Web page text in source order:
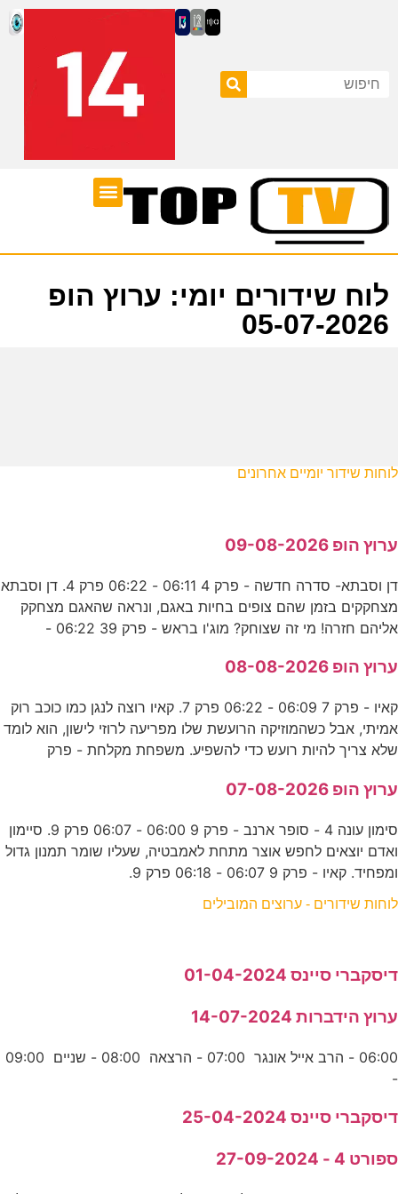
לוח שידורים יומי: ערוץ הופ
05-07-2026
לוחות שידור יומיים אחרונים
ערוץ הופ 09-08-2026
דן וסבתא- סדרה חדשה - פרק 4 06:11 - 06:22 פרק 4. דן וסבתא
מצחקקים בזמן שהם צופים בחיות באגם, ונראה שהאגם מצחקק
אליהם חזרה! מי זה שצוחק? מוג'ו בראש - פרק 39 06:22 -
ערוץ הופ 08-08-2026
קאיו - פרק 7 06:09 - 06:22 פרק 7. קאיו רוצה לנגן כמו כוכב רוק
אמיתי, אבל כשהמוזיקה הרועשת שלו מפריעה לרוזי לישון, הוא לומד
שלא צריך להיות רועש כדי להשפיע. משפחת מקלחת - פרק
ערוץ הופ 07-08-2026
סימון עונה 4 - סופר ארנב - פרק 9 06:00 - 06:07 פרק 9. סיימון
ואדם יוצאים לחפש אוצר מתחת לאמבטיה, שעליו שומר תמנון גדול
ומפחיד. קאיו - פרק 9 06:07 - 06:18 פרק 9.
לוחות שידורים - ערוצים המובילים
דיסקברי סיינס 01-04-2024
ערוץ הידברות 14-07-2024
06:00 - הרב אייל אונגר 07:00 - הרצאה 08:00 - שניים 09:00
-
דיסקברי סיינס 25-04-2024
ספורט 4 - 27-09-2024